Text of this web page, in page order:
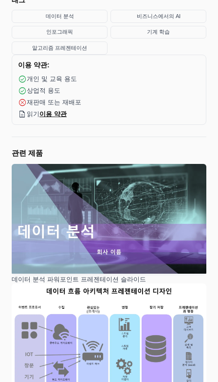
데이터 분석 비즈니스에서의 AI
인포그래픽 기계 학습
알고리즘 프레젠테이션
이용 약관:
check_circle 개인 및 교육 용도
check_circle상업적 용도
cancel재판매 또는 재배포
description 읽기 이용 약관
관련 제품
데이터 분석 파워포인트 프레젠테이션 슬라이드